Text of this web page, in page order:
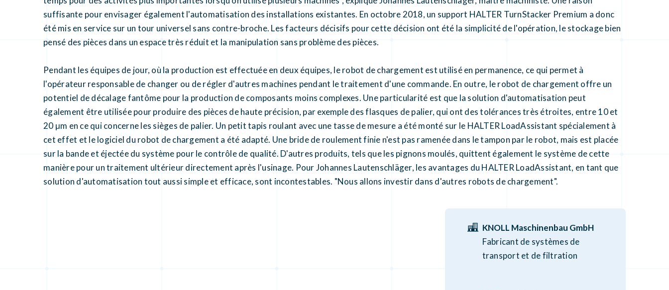
suffisante pour envisager également l'automatisation des installations existantes. En octobre 2018, un support HALTER TurnStacker Premium a donc
été mis en service sur un tour universel sans contre-broche. Les facteurs décisifs pour cette décision ont été la simplicité de l'opération, le stockage bien
pensé des pièces dans un espace très réduit et la manipulation sans problème des pièces.
Pendant les équipes de jour, où la production est effectuée en deux équipes, le robot de chargement est utilisé en permanence, ce qui permet à
l'opérateur responsable de changer ou de régler d'autres machines pendant le traitement d'une commande. En outre, le robot de chargement offre un
potentiel de décalage fantôme pour la production de composants moins complexes. Une particularité est que la solution d'automatisation peut
également être utilisée pour produire des pièces de haute précision, par exemple des flasques de palier, qui ont des tolérances très étroites, entre 10 et
20 μm en ce qui concerne les sièges de palier. Un petit tapis roulant avec une tasse de mesure a été monté sur le HALTER LoadAssistant spécialement à
cet effet et le logiciel du robot de chargement a été adapté. Une bride de roulement finie n'est pas ramenée dans le tampon par le robot, mais est placée
sur la bande et éjectée du système pour le contrôle de qualité. D'autres produits, tels que les pignons moulés, quittent également le système de cette
manière pour un traitement ultérieur directement après l'usinage. Pour Johannes Lautenschläger, les avantages du HALTER LoadAssistant, en tant que
solution d'automatisation tout aussi simple et efficace, sont incontestables. "Nous allons investir dans d'autres robots de chargement".
KNOLL Maschinenbau GmbH
Fabricant de systèmes de
transport et de filtration